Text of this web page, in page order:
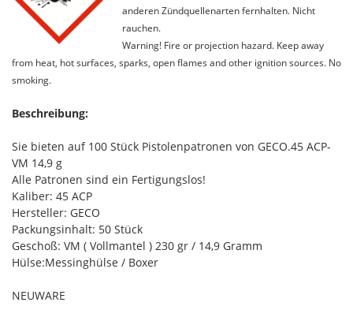
anderen Zündquellenarten fernhalten. Nicht
rauchen.
Warning! Fire or projection hazard. Keep away
from heat, hot surfaces, sparks, open flames and other ignition sources. No
smoking.
Beschreibung:
Sie bieten auf 100 Stück Pistolenpatronen von GECO.45 ACP-
VM 14,9 g
Alle Patronen sind ein Fertigungslos!
Kaliber: 45 ACP
Hersteller: GECO
Packungsinhalt: 50 Stück
Geschoß: VM ( Vollmantel ) 230 gr / 14,9 Gramm
Hülse:Messinghülse / Boxer
NEUWARE